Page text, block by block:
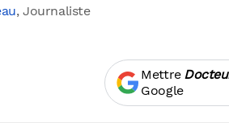
, Journaliste
Mettre
Google